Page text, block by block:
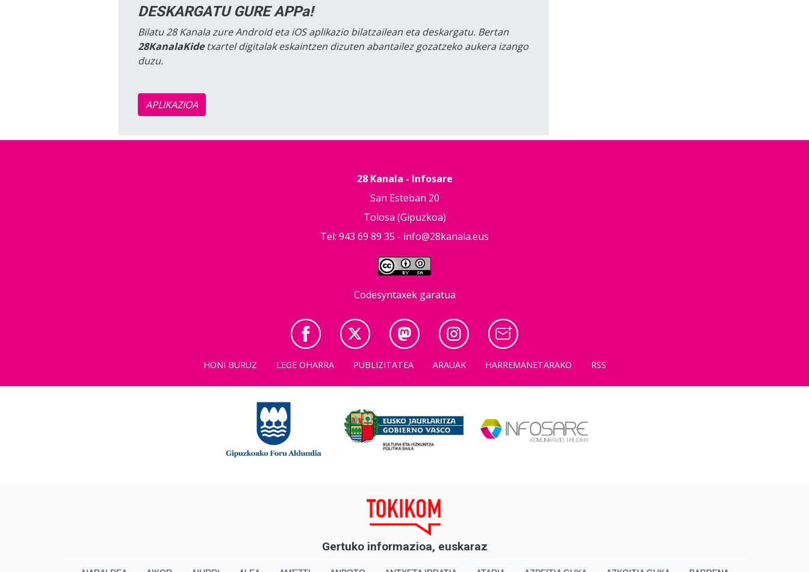
DESKARGATU GURE APPa!
Bilatu 28 Kanala zure Android eta iOS aplikazio bilatzailean eta deskargatu. Bertan
28KanalaKidetxartel digitalak eskaintzen dizuten abantailez gozatzeko aukera izango
duzu.
APLIKAZIOA
28 Kanala - Infosare
San Esteban 20
Tolosa (Gipuzkoa)
Tel: 943 69 89 35 - info@28kanala.eus
Codesyntaxek garatua
HONI BURUZ LEGE OHARRA PUBLIZITATEA ARAUAK HARREMANETARAKO RSS
Gertuko informazioa, euskaraz